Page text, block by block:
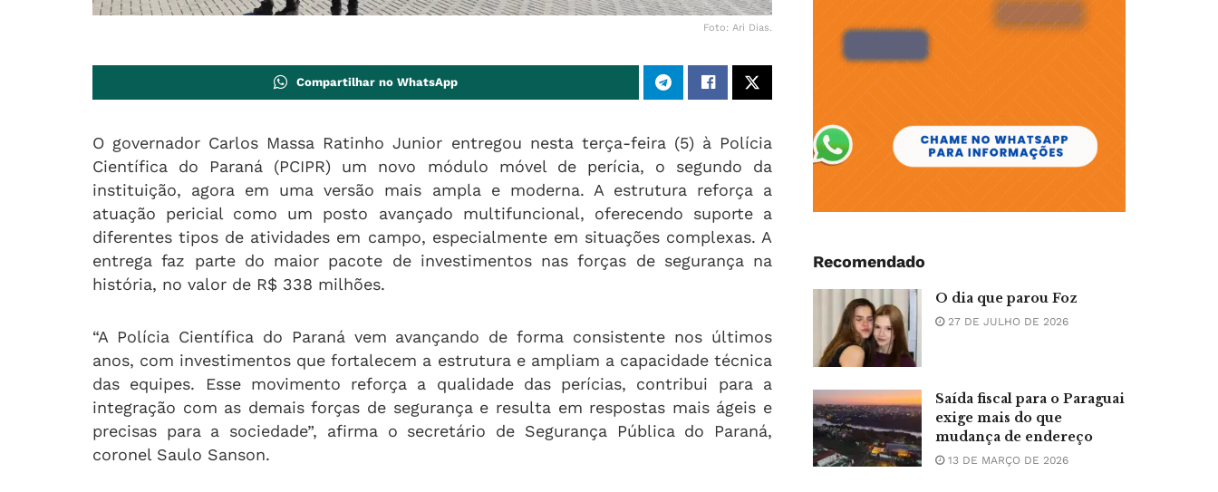
Foto: Ari Dias.
Compartilhar no WhatsApp
O governador Carlos Massa Ratinho Junior entregou nesta terça-feira (5) à Polícia
Científica do Paraná (PCIPR) um novo módulo móvel de perícia, o segundo da
instituição, agora em uma versão mais ampla e moderna. A estrutura reforça a
atuação pericial como um posto avançado multifuncional, oferecendo suporte a
diferentes tipos de atividades em campo, especialmente em situações complexas. A
entrega faz parte do maior pacote de investimentos nas forças de segurança na
história, no valor de R$ 338 milhões.
“A Polícia Científica do Paraná vem avançando de forma consistente nos últimos
anos, com investimentos que fortalecem a estrutura e ampliam a capacidade técnica
das equipes. Esse movimento reforça a qualidade das perícias, contribui para a
integração com as demais forças de segurança e resulta em respostas mais ágeis e
precisas para a sociedade”, afirma o secretário de Segurança Pública do Paraná,
coronel Saulo Sanson.
Recomendado
O dia que parou Foz
27 DE JULHO DE 2026
Saída fiscal para o Paraguai
exige mais do que
mudança de endereço
13 DE MARÇO DE 2026